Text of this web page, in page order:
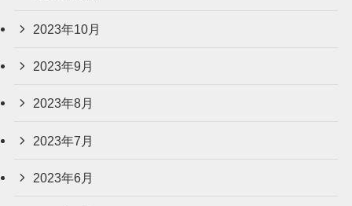
2023年10月
2023年9月
2023年8月
2023年7月
2023年6月